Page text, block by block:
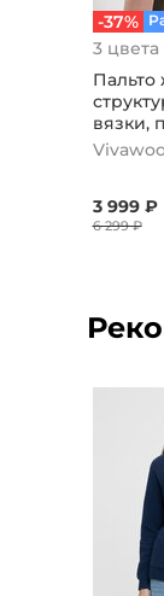
-37%
3 цвета
Пальто
вязки,
3 999 ₽
6 299 ₽